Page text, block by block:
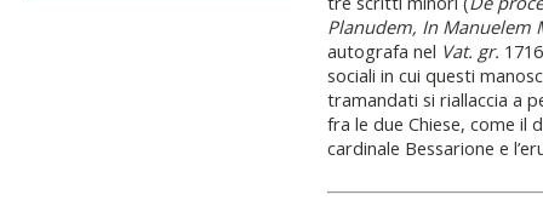
Planudem, In Manuelem
autografa nel Vat. gr.
sociali in cui questi
tramandati si riallaccia a
fra le due Chiese, come il
cardinale Bessarione e